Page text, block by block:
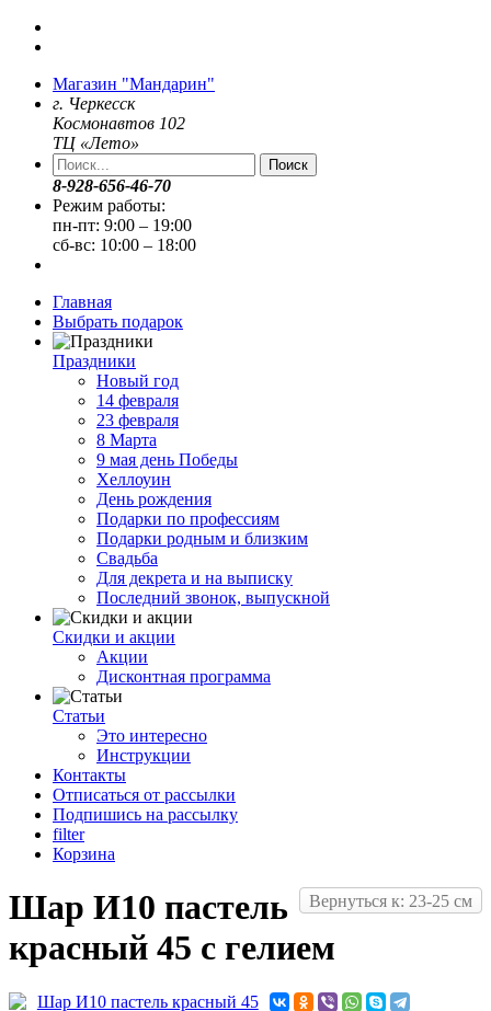
Магазин "Мандарин"
г. Черкесск
Космонавтов 102
ТЦ «Лето»
Поиск
8-928-656-46-70
Режим работы:
пн-пт: 9:00 – 19:00
сб-вс: 10:00 – 18:00
Главная
Выбрать подарок
Праздники
Новый год
14 февраля
23 февраля
8 Марта
9 мая день Победы
Хеллоуин
День рождения
Подарки по профессиям
Подарки родным и близким
Свадьба
Для декрета и на выписку
Последний звонок, выпускной
Скидки и акции
Акции
Дисконтная программа
Статьи
Это интересно
Инструкции
Контакты
Отписаться от рассылки
Подпишись на рассылку
filter
Корзина
Вернуться к: 23-25 см
Шар И10 пастель
красный 45 с гелием